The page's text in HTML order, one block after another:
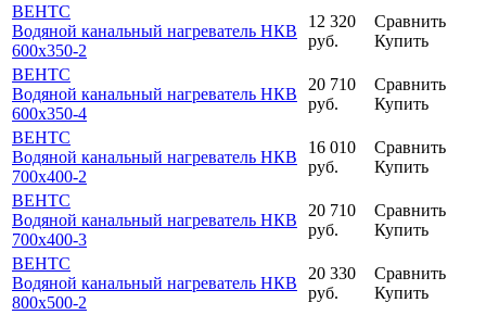
ВЕНТС
Водяной канальный нагреватель НКВ
600x350-2
12 320
руб.
Сравнить
Купить
ВЕНТС
Водяной канальный нагреватель НКВ
600x350-4
20 710
руб.
Сравнить
Купить
ВЕНТС
Водяной канальный нагреватель НКВ
700x400-2
16 010
руб.
Сравнить
Купить
ВЕНТС
Водяной канальный нагреватель НКВ
700x400-3
20 710
руб.
Сравнить
Купить
ВЕНТС
Водяной канальный нагреватель НКВ
800x500-2
20 330
руб.
Сравнить
Купить